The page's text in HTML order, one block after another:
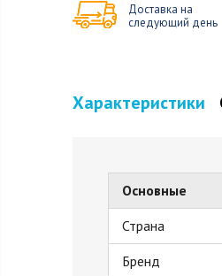
Доставка на
следующий день
Характеристики
Основные
Страна
Бренд